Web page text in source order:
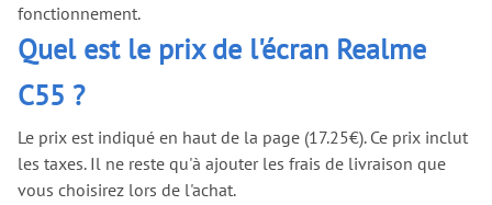
fonctionnement.
Quel est le prix de l'écran Realme
C55 ?
Le prix est indiqué en haut de la page (17.25€). Ce prix inclut
les taxes. Il ne reste qu'à ajouter les frais de livraison que
vous choisirez lors de l'achat.